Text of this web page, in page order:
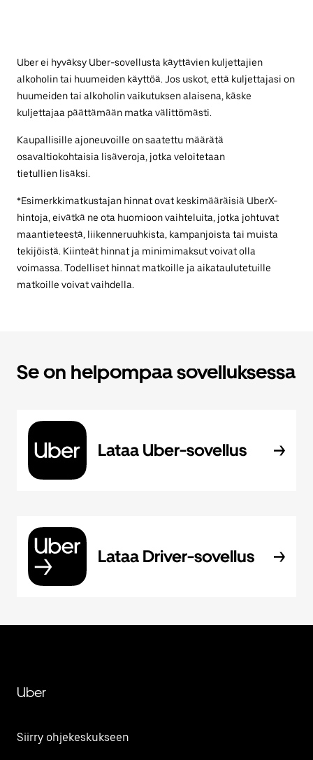
Uber ei hyväksy Uber-sovellusta käyttävien kuljettajien
alkoholin tai huumeiden käyttöä. Jos uskot, että kuljettajasi on
huumeiden tai alkoholin vaikutuksen alaisena, käske
kuljettajaa päättämään matka välittömästi.
Kaupallisille ajoneuvoille on saatettu määrätä
osavaltiokohtaisia lisäveroja, jotka veloitetaan
tietullien lisäksi.
*Esimerkkimatkustajan hinnat ovat keskimääräisiä UberX-
hintoja, eivätkä ne ota huomioon vaihteluita, jotka johtuvat
maantieteestä, liikenneruuhkista, kampanjoista tai muista
tekijöistä. Kiinteät hinnat ja minimimaksut voivat olla
voimassa. Todelliset hinnat matkoille ja aikataulutetuille
matkoille voivat vaihdella.
Se on helpompaa sovelluksessa
Lataa Uber-sovellus
Lataa Driver-sovellus
Uber
Siirry ohjekeskukseen